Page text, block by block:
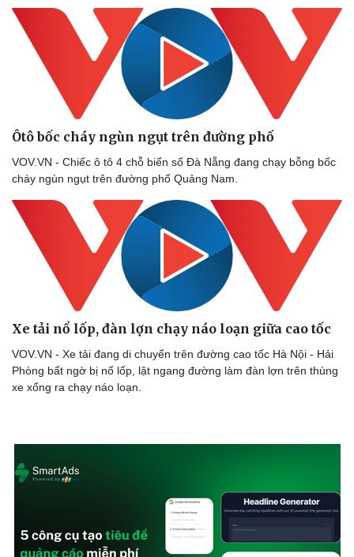
Sức khỏe
Dinh dưỡng - món ngon
Cây thuốc
Sản phụ khoa
Làm đẹp - giảm cân
Ăn sạch sống khỏe
Đời sống
Nhà đẹp
Blog
Tình yêu - Gia đình
Ôtô bốc cháy ngùn ngụt trên đường phố
VOV.VN - Chiếc ô tô 4 chỗ biển số Đà Nẵng đang chạy bỗng bốc
cháy ngùn ngụt trên đường phố Quảng Nam.
Xe tải nổ lốp, đàn lợn chạy náo loạn giữa cao tốc
VOV.VN - Xe tải đang di chuyển trên đường cao tốc Hà Nội - Hải
Phòng bất ngờ bị nổ lốp, lật ngang đường làm đàn lợn trên thùng
xe xổng ra chạy náo loạn.